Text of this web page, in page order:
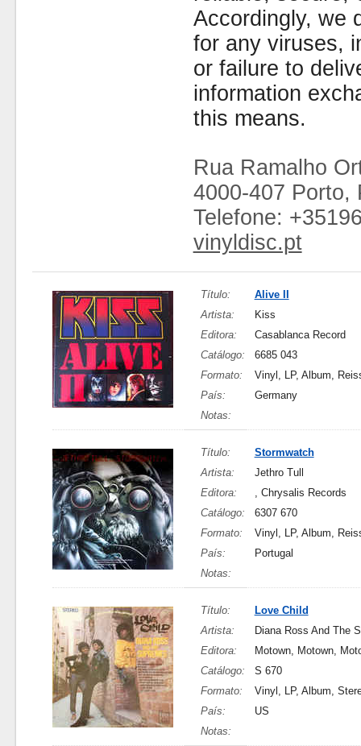
Accordingly, we
for any viruses,
or failure to
information
this means.
Rua Ramalho
4000-407 Porto,
Telefone:
vinyldisc.pt
Título:
Alive II
Artista:
Kiss
Editora:
Casablanca Record
Catálogo:
6685 043
Formato:
Vinyl, LP, Album,
País:
Germany
Notas:
Título:
Stormwatch
Artista:
Jethro Tull
Editora:
, Chrysalis Records
Catálogo:
6307 670
Formato:
Vinyl, LP, Album,
País:
Portugal
Notas:
Título:
Love Child
Artista:
Diana Ross And The
Editora:
Motown, Motown,
Catálogo:
S 670
Formato:
Vinyl, LP, Album,
País:
US
Notas: